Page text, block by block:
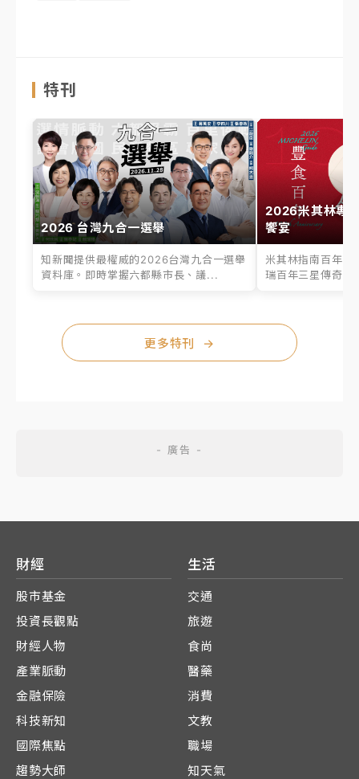
特刊
2026 台灣九合一選舉
知新聞提供最權威的2026台灣九合一選舉
資料庫。即時掌握六都縣市長、議...
2026米其林專
饗宴
米其林指南百年之
瑞百年三星傳奇、
更多特刊 →
財經
股市基金
投資長觀點
財經人物
產業脈動
金融保險
科技新知
國際焦點
趨勢大師
生活
交通
旅遊
食尚
醫藥
消費
文教
職場
知天氣